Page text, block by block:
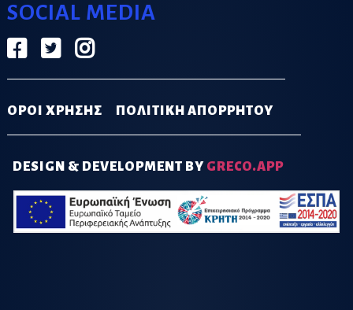
SOCIAL MEDIA
ΟΡΟΙ ΧΡΗΣΗΣ ΠΟΛΙΤΙΚΗ ΑΠΟΡΡΗΤΟΥ
DESIGN & DEVELOPMENT BY GRECO.APP